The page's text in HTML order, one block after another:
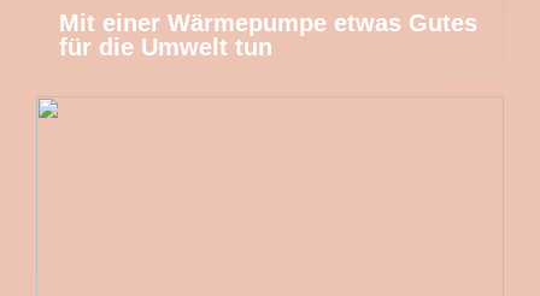
Mit einer Wärmepumpe etwas Gutes
für die Umwelt tun